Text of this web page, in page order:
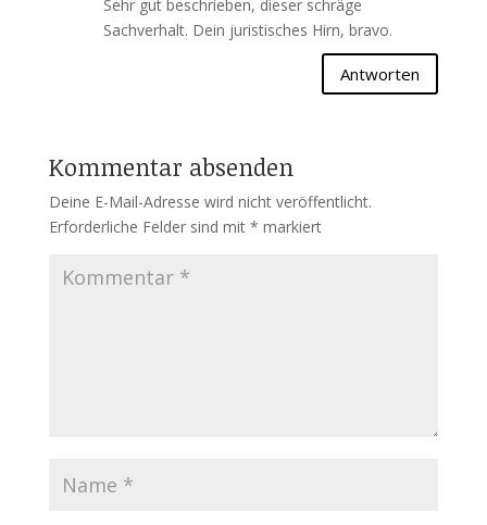
Sehr gut beschrieben, dieser schräge
Sachverhalt. Dein juristisches Hirn, bravo.
Antworten
Kommentar absenden
Deine E-Mail-Adresse wird nicht veröffentlicht.
Erforderliche Felder sind mit * markiert